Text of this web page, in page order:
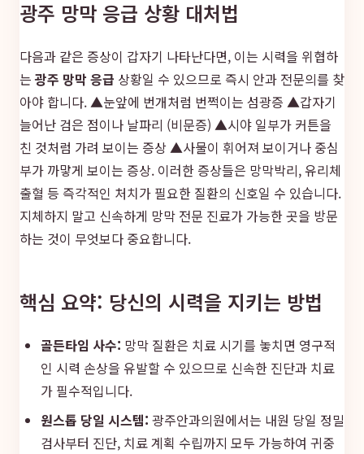
광주 망막 응급 상황 대처법
다음과 같은 증상이 갑자기 나타난다면, 이는 시력을 위협하
는광주 망막 응급 상황일 수 있으므로 즉시 안과 전문의를 찾
아야 합니다. ▲눈앞에 번개처럼 번쩍이는 섬광증 ▲갑자기
늘어난 검은 점이나 날파리 (비문증) ▲시야 일부가 커튼을
친 것처럼 가려 보이는 증상 ▲사물이 휘어져 보이거나 중심
부가 까맣게 보이는 증상. 이러한 증상들은 망막박리, 유리체
출혈 등 즉각적인 처치가 필요한 질환의 신호일 수 있습니다.
지체하지 말고 신속하게 망막 전문 진료가 가능한 곳을 방문
하는 것이 무엇보다 중요합니다.
핵심 요약: 당신의 시력을 지키는 방법
골든타임 사수: 망막 질환은 치료 시기를 놓치면 영구적
인 시력 손상을 유발할 수 있으므로 신속한 진단과 치료
가 필수적입니다.
원스톱 당일 시스템: 광주안과의원에서는 내원 당일 정밀
검사부터 진단, 치료 계획 수립까지 모두 가능하여 귀중